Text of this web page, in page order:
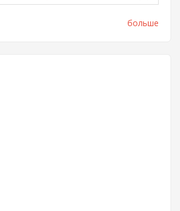
больше